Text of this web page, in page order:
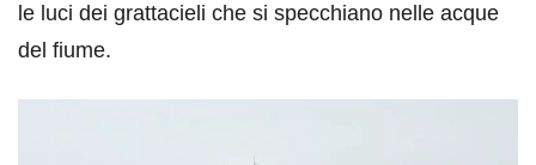
le luci dei grattacieli che si specchiano nelle acque
del fiume.